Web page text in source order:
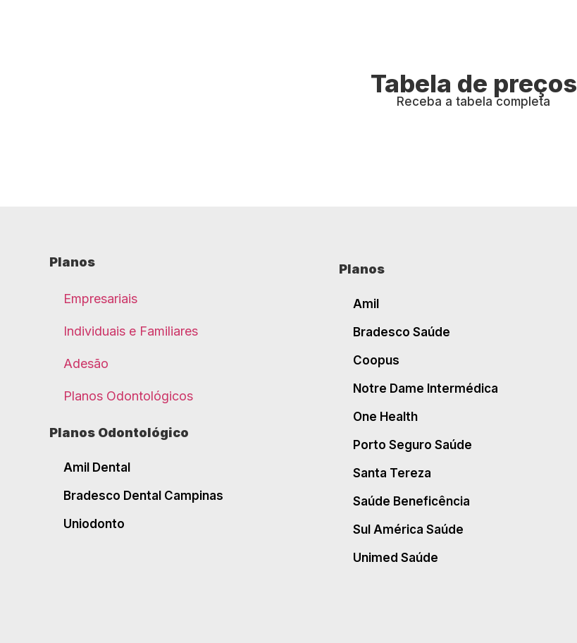
Tabela de preços
Receba a tabela completa
Planos
Empresariais
Individuais e Familiares
Adesão
Planos Odontológicos
Planos Odontológico
Amil Dental
Bradesco Dental Campinas
Uniodonto
Planos
Amil
Bradesco Saúde
Coopus
Notre Dame Intermédica
One Health
Porto Seguro Saúde
Santa Tereza
Saúde Beneficência
Sul América Saúde
Unimed Saúde